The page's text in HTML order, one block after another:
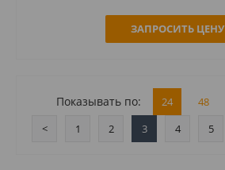
ЗАПРОСИТЬ ЦЕНУ
Показывать по: 24 48
<
1 2 3 4 5